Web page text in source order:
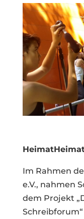
Im Rahmen
e.V., nahmen
dem Projekt